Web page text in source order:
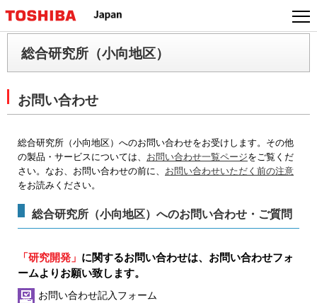
ジ
ャ
ン
プ
総合研究所（小向地区）
お問い合わせ
総合研究所（小向地区）へのお問い合わせをお受けします。その他
の製品・サービスについては、 お問い合わせ一覧ページをご覧くだ
さい。なお、お問い合わせの前に、 お問い合わせいただく前の注意
をお読みください。
総合研究所（小向地区）へのお問い合わせ・ご質問
「研究開発」 に関するお問い合わせは、お問い合わせフォ
ームよりお願い致します。
お問い合わせ記入フォーム